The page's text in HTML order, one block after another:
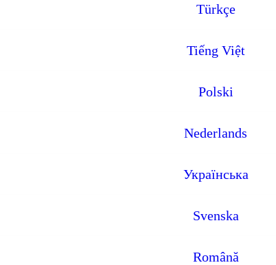
Türkçe
Tiếng Việt
Polski
Nederlands
Українська
Svenska
Română